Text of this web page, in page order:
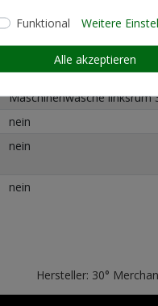
80% Baumwolle -
20% Polyester (recycelt)
Standard Fit (normale
Maschinenwäsche linksrum
nein
nein
nein
Hersteller: 30°
Funktional Weitere
Alle akzeptieren